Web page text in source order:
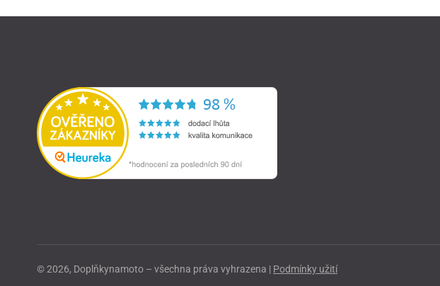
© 2026, Doplňkynamoto – všechna práva vyhrazena | Podmínky užití